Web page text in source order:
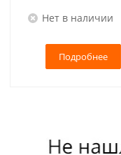
Нет в наличии
Подробнее